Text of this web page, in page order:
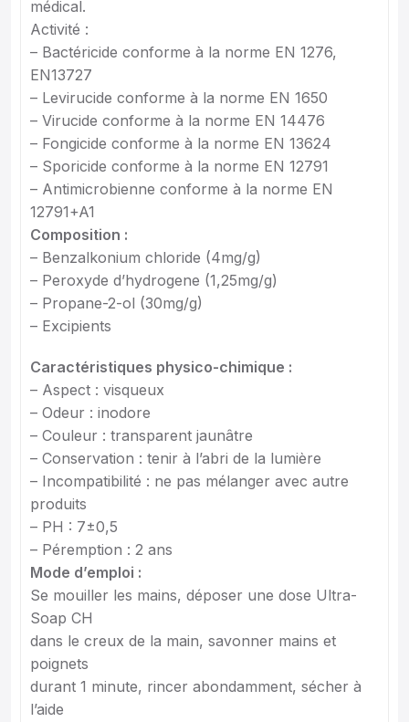
médical.
Activité :
– Bactéricide conforme à la norme EN 1276,
EN13727
– Levirucide conforme à la norme EN 1650
– Virucide conforme à la norme EN 14476
– Fongicide conforme à la norme EN 13624
– Sporicide conforme à la norme EN 12791
– Antimicrobienne conforme à la norme EN
12791+A1
Composition :
– Benzalkonium chloride (4mg/g)
– Peroxyde d’hydrogene (1,25mg/g)
– Propane-2-ol (30mg/g)
– Excipients
Caractéristiques physico-chimique :
– Aspect : visqueux
– Odeur : inodore
– Couleur : transparent jaunâtre
– Conservation : tenir à l’abri de la lumière
– Incompatibilité : ne pas mélanger avec autre
produits
– PH : 7±0,5
– Péremption : 2 ans
Mode d’emploi :
Se mouiller les mains, déposer une dose Ultra-
Soap CH
dans le creux de la main, savonner mains et
poignets
durant 1 minute, rincer abondamment, sécher à
l’aide